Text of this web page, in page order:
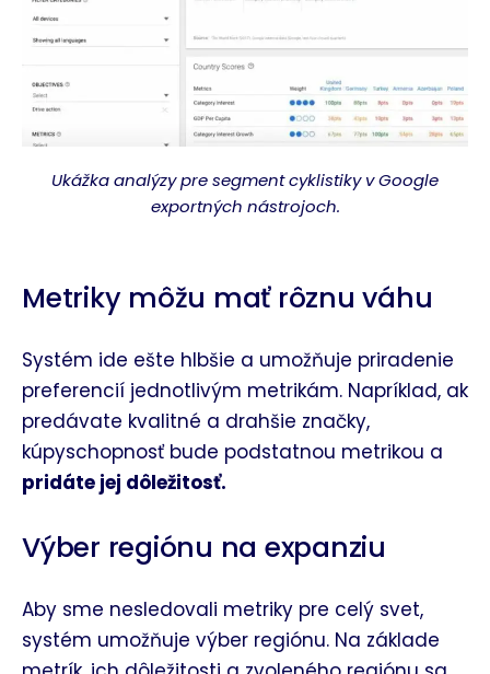
Ukážka analýzy pre segment cyklistiky v Google
exportných nástrojoch.
Metriky môžu mať rôznu váhu
Systém ide ešte hlbšie a umožňuje priradenie
preferencií jednotlivým metrikám. Napríklad, ak
predávate kvalitné a drahšie značky,
kúpyschopnosť bude podstatnou metrikou a
pridáte jej dôležitosť.
Výber regiónu na expanziu
Aby sme nesledovali metriky pre celý svet,
systém umožňuje výber regiónu. Na základe